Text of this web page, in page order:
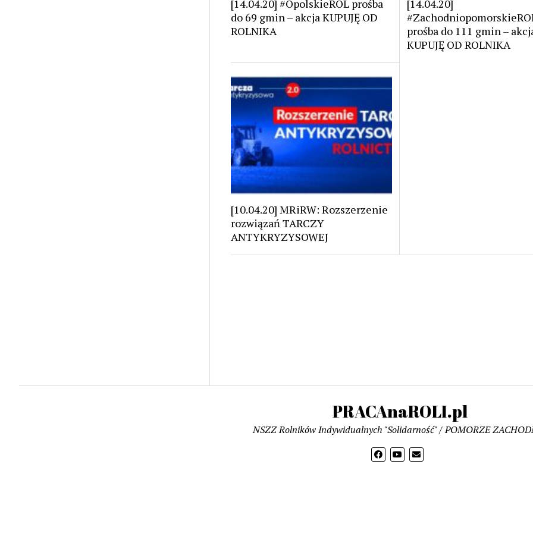
[14.04.20] #OpolskieROL prośba
do 69 gmin – akcja KUPUJĘ OD
ROLNIKA
[14.04.20]
prośba do 111 gmin –
KUPUJĘ OD ROLNIKA
[10.04.20] MRiRW: Rozszerzenie
rozwiązań TARCZY
ANTYKRYZYSOWEJ
PRACAnaROLI.pl
NSZZ Rolników Indywidualnych "Solidarność" / POMORZE